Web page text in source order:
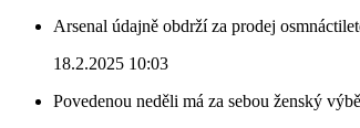
Arsenal údajně obdrží za prodej
18.2.2025 10:03
Povedenou neděli má za sebou ženský